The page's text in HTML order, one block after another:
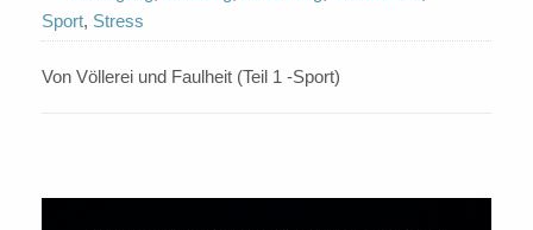
Sport, Stress
Von Völlerei und Faulheit (Teil 1 -Sport)